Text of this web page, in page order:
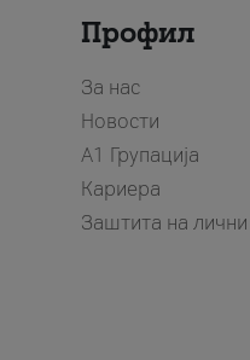
Профил
За нас
Новости
А1 Групација
Кариера
Заштита на